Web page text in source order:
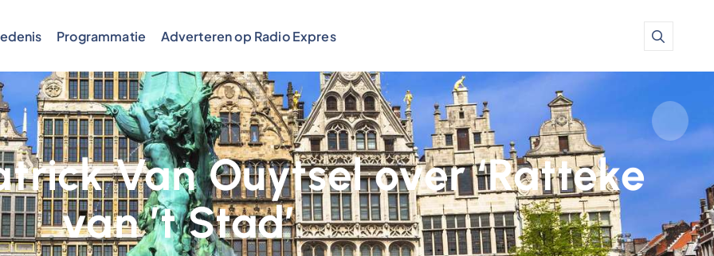
Programmatie Adverteren op Radio Expres
Van Ouytsel over ‘Ratteke
van ’t Stad’